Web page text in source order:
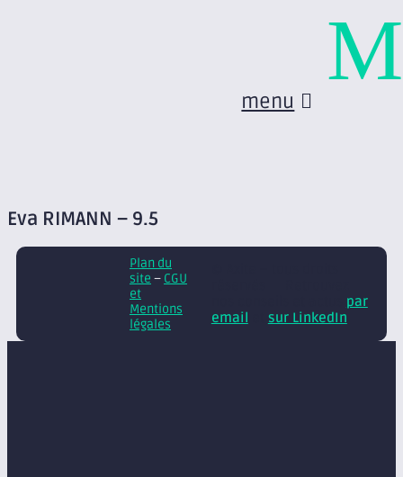
menu
Eva RIMANN – 9.5
Plan du
site – CGU
et
Mentions
légales
par
email
sur LinkedIn
M